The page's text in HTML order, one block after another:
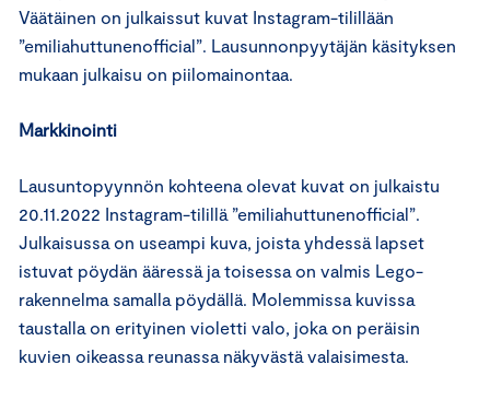
Väätäinen on julkaissut kuvat Instagram-tilillään
”emiliahuttunenofficial”. Lausunnonpyytäjän käsityksen
mukaan julkaisu on piilomainontaa.
Markkinointi
Lausuntopyynnön kohteena olevat kuvat on julkaistu
20.11.2022 Instagram-tilillä ”emiliahuttunenofficial”.
Julkaisussa on useampi kuva, joista yhdessä lapset
istuvat pöydän ääressä ja toisessa on valmis Lego-
rakennelma samalla pöydällä. Molemmissa kuvissa
taustalla on erityinen violetti valo, joka on peräisin
kuvien oikeassa reunassa näkyvästä valaisimesta.